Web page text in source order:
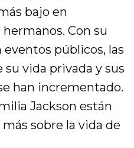
bajo en
Con su
públicos, las
vida privada y sus
han incrementado.
Jackson están
sobre la vida de